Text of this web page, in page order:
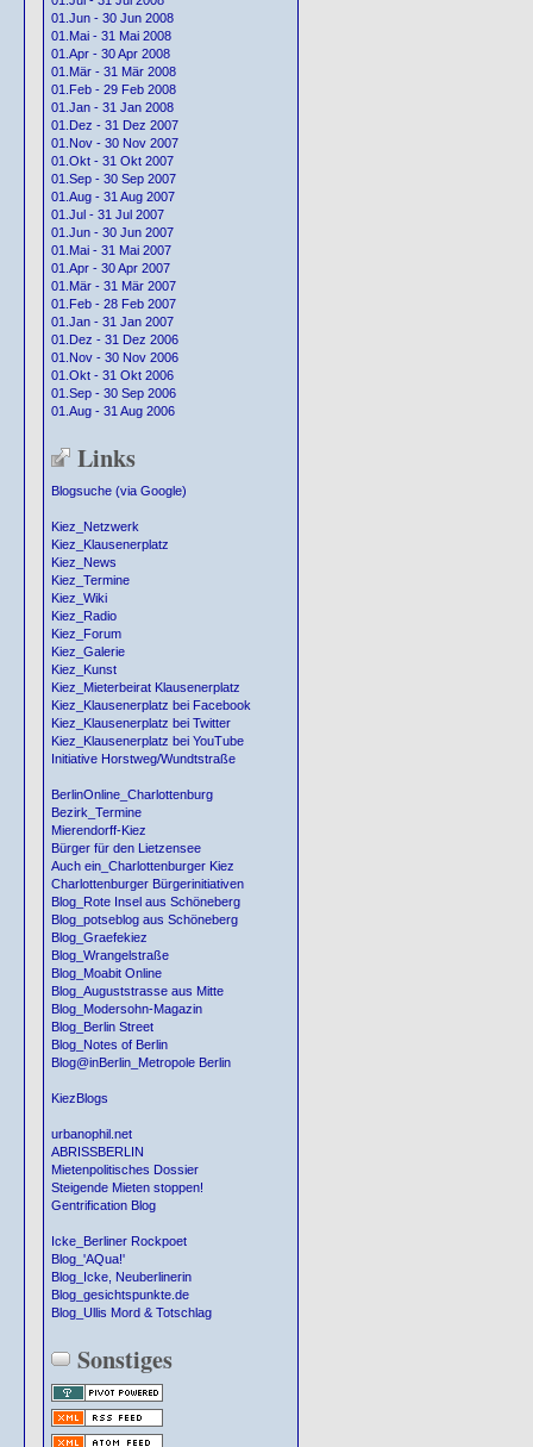
01.Jun - 30 Jun 2008
01.Mai - 31 Mai 2008
01.Apr - 30 Apr 2008
01.Mär - 31 Mär 2008
01.Feb - 29 Feb 2008
01.Jan - 31 Jan 2008
01.Dez - 31 Dez 2007
01.Nov - 30 Nov 2007
01.Okt - 31 Okt 2007
01.Sep - 30 Sep 2007
01.Aug - 31 Aug 2007
01.Jul - 31 Jul 2007
01.Jun - 30 Jun 2007
01.Mai - 31 Mai 2007
01.Apr - 30 Apr 2007
01.Mär - 31 Mär 2007
01.Feb - 28 Feb 2007
01.Jan - 31 Jan 2007
01.Dez - 31 Dez 2006
01.Nov - 30 Nov 2006
01.Okt - 31 Okt 2006
01.Sep - 30 Sep 2006
01.Aug - 31 Aug 2006
Links
Blogsuche (via Google)
Kiez_Netzwerk
Kiez_Klausenerplatz
Kiez_News
Kiez_Termine
Kiez_Wiki
Kiez_Radio
Kiez_Forum
Kiez_Galerie
Kiez_Kunst
Kiez_Mieterbeirat Klausenerplatz
Kiez_Klausenerplatz bei Facebook
Kiez_Klausenerplatz bei Twitter
Kiez_Klausenerplatz bei YouTube
Initiative Horstweg/Wundtstraße
BerlinOnline_Charlottenburg
Bezirk_Termine
Mierendorff-Kiez
Bürger für den Lietzensee
Auch ein_Charlottenburger Kiez
Charlottenburger Bürgerinitiativen
Blog_Rote Insel aus Schöneberg
Blog_potseblog aus Schöneberg
Blog_Graefekiez
Blog_Wrangelstraße
Blog_Moabit Online
Blog_Auguststrasse aus Mitte
Blog_Modersohn-Magazin
Blog_Berlin Street
Blog_Notes of Berlin
Blog@inBerlin_Metropole Berlin
KiezBlogs
urbanophil.net
ABRISSBERLIN
Mietenpolitisches Dossier
Steigende Mieten stoppen!
Gentrification Blog
Icke_Berliner Rockpoet
Blog_'AQua!'
Blog_Icke, Neuberlinerin
Blog_gesichtspunkte.de
Blog_Ullis Mord & Totschlag
Sonstiges